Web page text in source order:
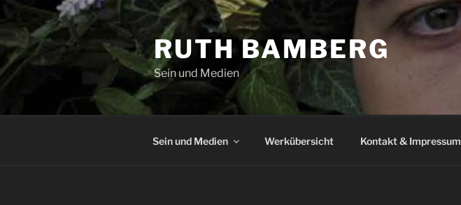
Inhalt
springen
RUTH BAMBERG
Sein und Medien
Sein und Medien Werkübersicht Kontakt & Impressum